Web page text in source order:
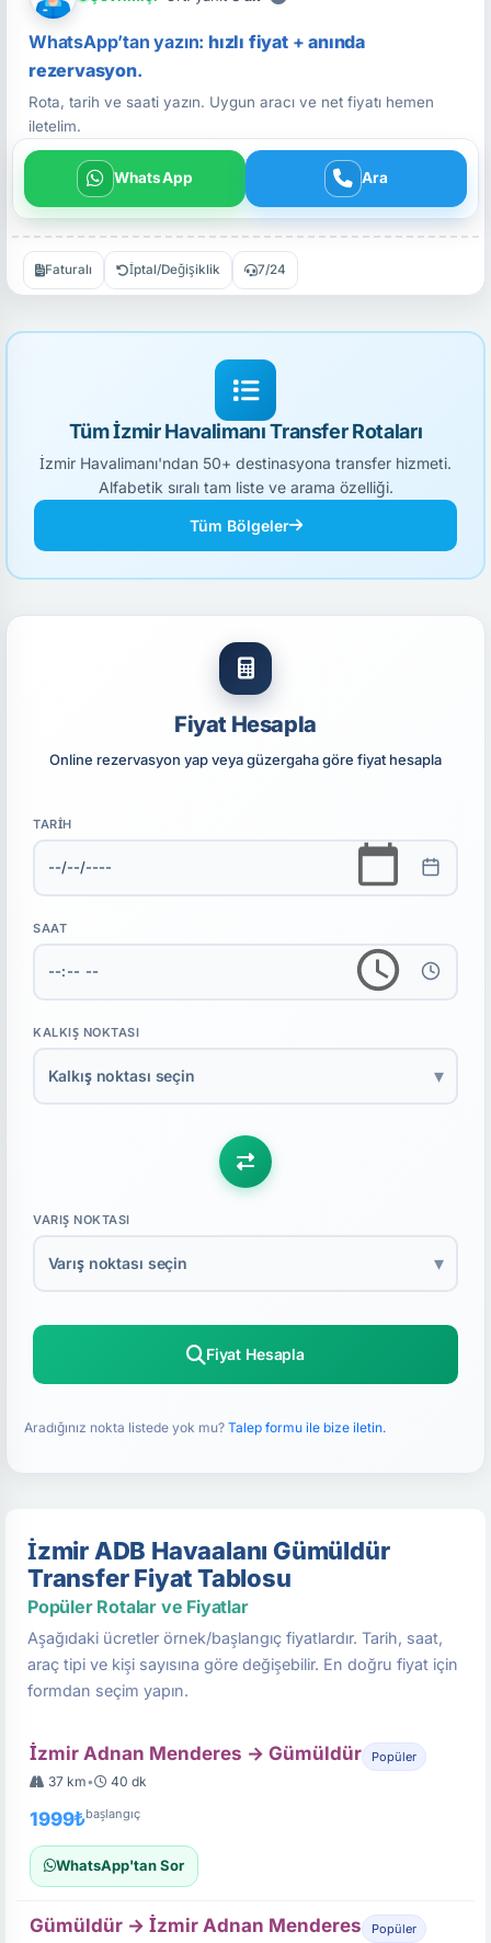
WhatsApp’tan yazın: hızlı fiyat+anında
rezervasyon.
Rota, tarih ve saati yazın. Uygun aracı ve net fiyatı hemen
iletelim.
WhatsApp Ara
Faturalı İptal/Değişiklik 7/24
Tüm İzmir Havalimanı Transfer Rotaları
İzmir Havalimanı'ndan 50+ destinasyona transfer hizmeti.
Alfabetik sıralı tam liste ve arama özelliği.
Tüm Bölgeler
Fiyat Hesapla
Online rezervasyon yap veya güzergaha göre fiyat hesapla
KALKIŞ NOKTASI
Kalkış noktası seçin ▾
VARIŞ NOKTASI
Varış noktası seçin ▾
TARIH
SAAT
Fiyat Hesapla
Aradığınız nokta listede yok mu? Talep formu ile bize iletin.
İzmir ADB Havaalanı Gümüldür
Transfer Fiyat Tablosu
Popüler Rotalar ve Fiyatlar
Aşağıdaki ücretler örnek/başlangıç fiyatlardır. Tarih, saat,
araç tipi ve kişi sayısına göre değişebilir. En doğru fiyat için
formdan seçim yapın.
İzmir Adnan Menderes → Gümüldür Popüler
37 km• 40 dk
1999₺başlangıç
WhatsApp'tan Sor
Gümüldür → İzmir Adnan Menderes Popüler